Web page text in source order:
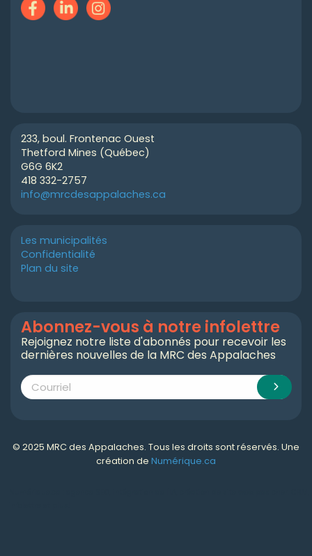
233, boul. Frontenac Ouest
Thetford Mines (Québec)
G6G 6K2
418 332-2757
info@mrcdesappalaches.ca
Les municipalités
Confidentialité
Plan du site
Abonnez-vous à notre infolettre
Rejoignez notre liste d'abonnés pour recevoir les
dernières nouvelles de la MRC des Appalaches
© 2025 MRC des Appalaches. Tous les droits sont réservés. Une
création de Numérique.ca